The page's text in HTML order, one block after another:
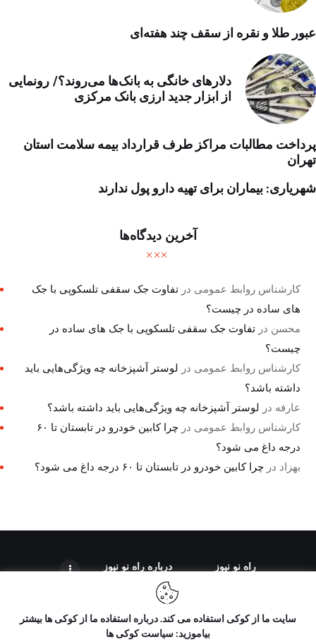
عبور طلا و نقره از سقف چند هفته‌ای
دلارهای خانگی به بانک‌ها می‌روند؟/ رونمایی
از ابزار جدید ارزی بانک مرکزی
پرداخت مطالبات مراکز طرف قرارداد بیمه سلامت استان
تهران
شهریاری: بیماران برای تهیه دارو پول ندارند
آخرین دیدگاه‌ها
کارشناس روابط عمومی درتفاوت جک سقفی تلسکوپی با جک
های ساده در چیست؟
محسن درتفاوت جک سقفی تلسکوپی با جک های ساده در
چیست؟
کارشناس روابط عمومی در لوستر آشپزخانه چه ویژگی‌هایی باید
داشته باشد؟
عارفه در لوستر آشپزخانه چه ویژگی‌هایی باید داشته باشد؟
کارشناس روابط عمومی در
چرا کابین خودرو در تابستان تا ۶۰
درجه داغ می شود؟
بهزاد درچرا کابین خودرو در تابستان تا ۶۰ درجه داغ می شود؟
راه نو نیوز درباره راه‌ نو نیوز
سایت ما از کوکی استفاده می کند. درباره استفاده ما از کوکی ها بیشتر
بیاموزید: سیاست کوکی ها